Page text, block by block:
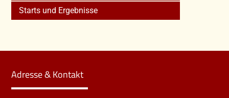
Starts und Ergebnisse
Adresse & Kontakt